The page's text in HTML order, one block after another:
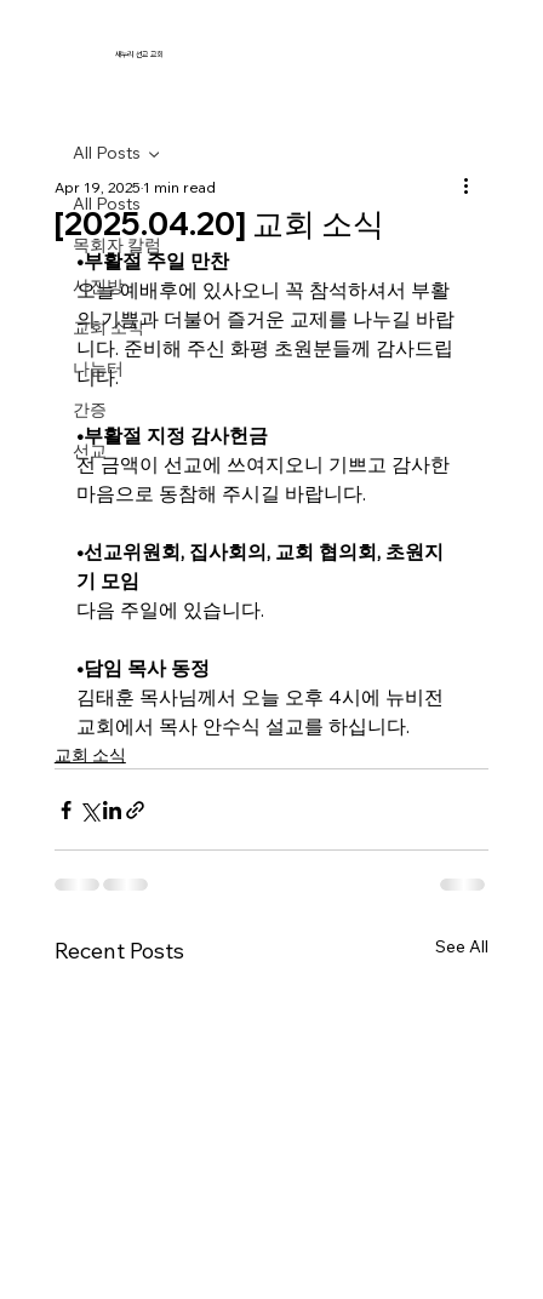
새누리 선교 교회
All Posts
목회자 칼럼
사진방
교회 소식
나눔터
간증
선교
All Posts
[2025.04.20] 교회 소식
Apr 19, 20251 min read
•부활절 주일 만찬
오늘 예배후에 있사오니 꼭 참석하셔서 부활
의 기쁨과 더불어 즐거운 교제를 나누길 바랍
니다. 준비해 주신 화평 초원분들께 감사드립
니다.
•부활절 지정 감사헌금
전 금액이 선교에 쓰여지오니 기쁘고 감사한
마음으로 동참해 주시길 바랍니다.
•선교위원회, 집사회의, 교회 협의회, 초원지
기 모임
다음 주일에 있습니다.
•담임 목사 동정
김태훈 목사님께서 오늘 오후 4시에 뉴비전
교회에서 목사 안수식 설교를 하십니다.
교회 소식
Recent Posts See All